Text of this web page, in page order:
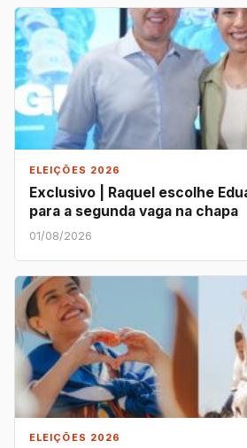
ELEIÇÕES 2026
Exclusivo | Raquel escolhe
para a segunda vaga na chapa
01/08/2026
ELEIÇÕES 2026